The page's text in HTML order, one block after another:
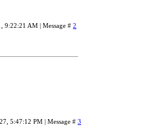
9:22:21 AM | Message # 2
5:47:12 PM | Message # 3